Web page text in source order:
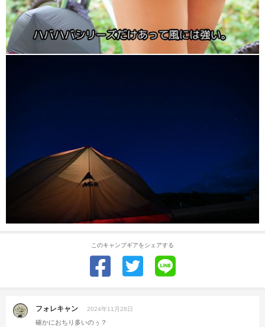
このキャンプギアをシェアする
フォレキャン 2024年11月28日
確かにおちり多いのぅ？